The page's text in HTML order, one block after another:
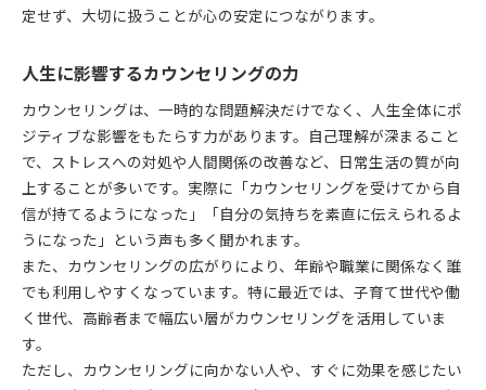
定せず、大切に扱うことが心の安定につながります。
人生に影響するカウンセリングの力
カウンセリングは、一時的な問題解決だけでなく、人生全体にポ
ジティブな影響をもたらす力があります。自己理解が深まること
で、ストレスへの対処や人間関係の改善など、日常生活の質が向
上することが多いです。実際に「カウンセリングを受けてから自
信が持てるようになった」「自分の気持ちを素直に伝えられるよ
うになった」という声も多く聞かれます。
また、カウンセリングの広がりにより、年齢や職業に関係なく誰
でも利用しやすくなっています。特に最近では、子育て世代や働
く世代、高齢者まで幅広い層がカウンセリングを活用していま
す。
ただし、カウンセリングに向かない人や、すぐに効果を感じたい